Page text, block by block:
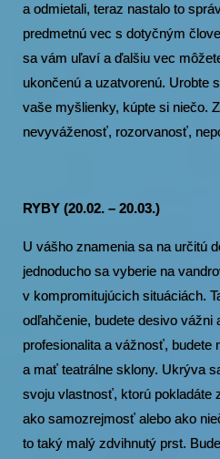
a odmietali, teraz nastalo to
predmetnú vec s dotyčným
sa vám uľaví a ďalšiu vec
ukončenú a uzatvorenú. Urobte
vaše myšlienky, kúpte si niečo.
nevyváženosť, rozorvanosť,
RYBY (20.02. – 20.03.)
U vášho znamenia sa na určitú
jednoducho sa vyberie na
v kompromitujúcich situáciách.
odľahčenie, budete desivo vážni
profesionalita a vážnosť,
a mať teatrálne sklony. Ukrýva
svoju vlastnosť, ktorú pokladáte
ako samozrejmosť alebo ako
to taký malý zdvihnutý prst.